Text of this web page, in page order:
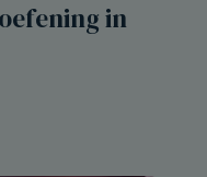
in